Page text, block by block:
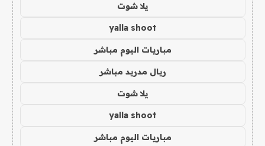
يلا شوت
yalla shoot
مباريات اليوم مباشر
ريال مدريد مباشر
يلا شوت
yalla shoot
مباريات اليوم مباشر